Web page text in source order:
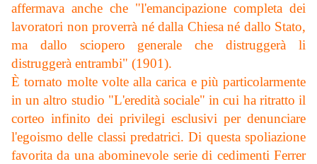
affermava anche che "l'emancipazione completa dei
lavoratori non proverrà né dalla Chiesa né dallo Stato,
ma dallo sciopero generale che distruggerà li
distruggerà entrambi" (1901).
È tornato molte volte alla carica e più particolarmente
in un altro studio "L'eredità sociale" in cui ha ritratto il
corteo infinito dei privilegi esclusivi per denunciare
l'egoismo delle classi predatrici. Di questa spoliazione
favorita da una abominevole serie di cedimenti Ferrer